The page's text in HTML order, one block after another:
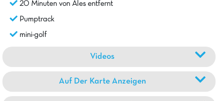
20 Minuten von Ales entfernt
Pumptrack
mini-golf
Videos
Auf Der Karte Anzeigen